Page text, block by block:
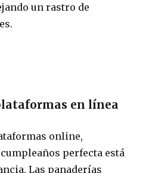
un rastro de
en línea
online,
perfecta está
Las panaderías